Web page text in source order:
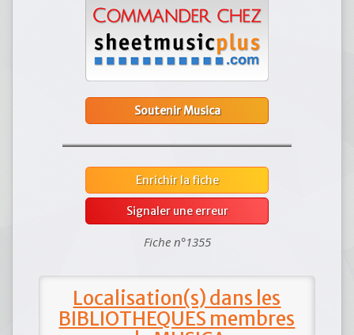
Soutenir Musica
Enrichir la fiche
Signaler une erreur
Fiche n°1355
Localisation(s) dans les
BIBLIOTHEQUES membres